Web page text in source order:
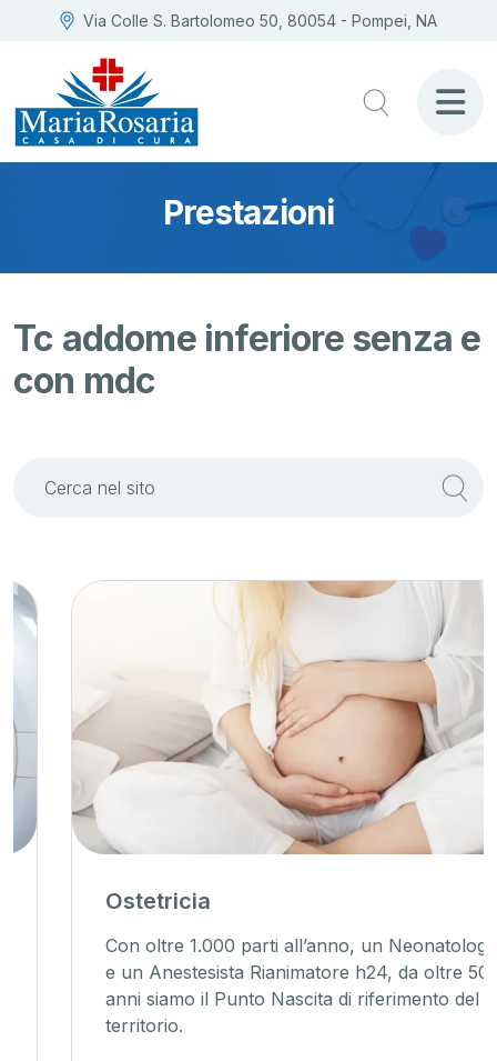
Via Colle S. Bartolomeo 50, 80054 - Pompei, NA
Prestazioni
Tc addome inferiore senza e
con mdc
Ostetricia
Con oltre 1.000 parti all’anno, un Neonatologo
e un Anestesista Rianimatore h24, da oltre 50
anni siamo il Punto Nascita di riferimento del
territorio.